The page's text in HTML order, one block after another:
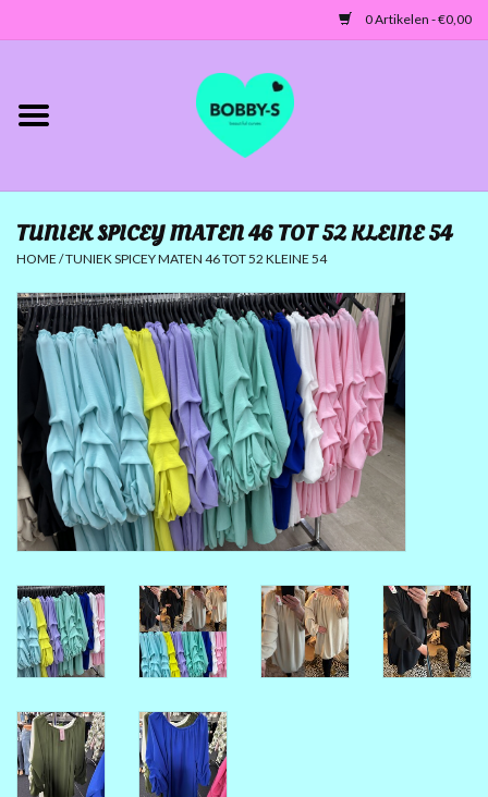
0 Artikelen - €0,00
Home
Tunieken/Tops
Truien-Vesten
Jurken-Broeken-Leggings
ACCESSOIRES
MATEN 42 TOT 46/48
MAAT 48-50
MAAT 50-52
MAAT 52-54
MAAT 56-58
SUMMERSALE / OUTLET
TUNIEK SPICEY MATEN 46 TOT 52 KLEINE 54
HOME /TUNIEK SPICEY MATEN 46 TOT 52 KLEINE 54